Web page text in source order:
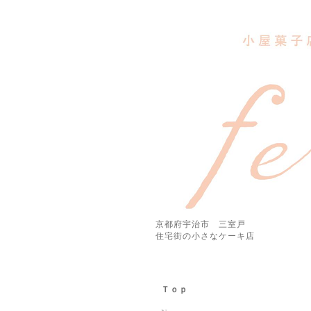
京都府宇治市 三室戸
住宅街の小さなケーキ店
Ｔｏｐ